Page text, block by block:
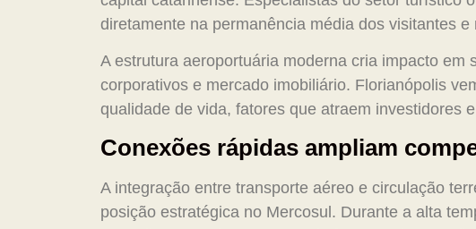
diretamente na permanência média dos visitantes e
A estrutura aeroportuária moderna cria impacto em
corporativos e mercado imobiliário. Florianópolis
qualidade de vida, fatores que atraem investidores
Conexões rápidas ampliam
A integração entre transporte aéreo e circulação
posição estratégica no Mercosul. Durante a alta